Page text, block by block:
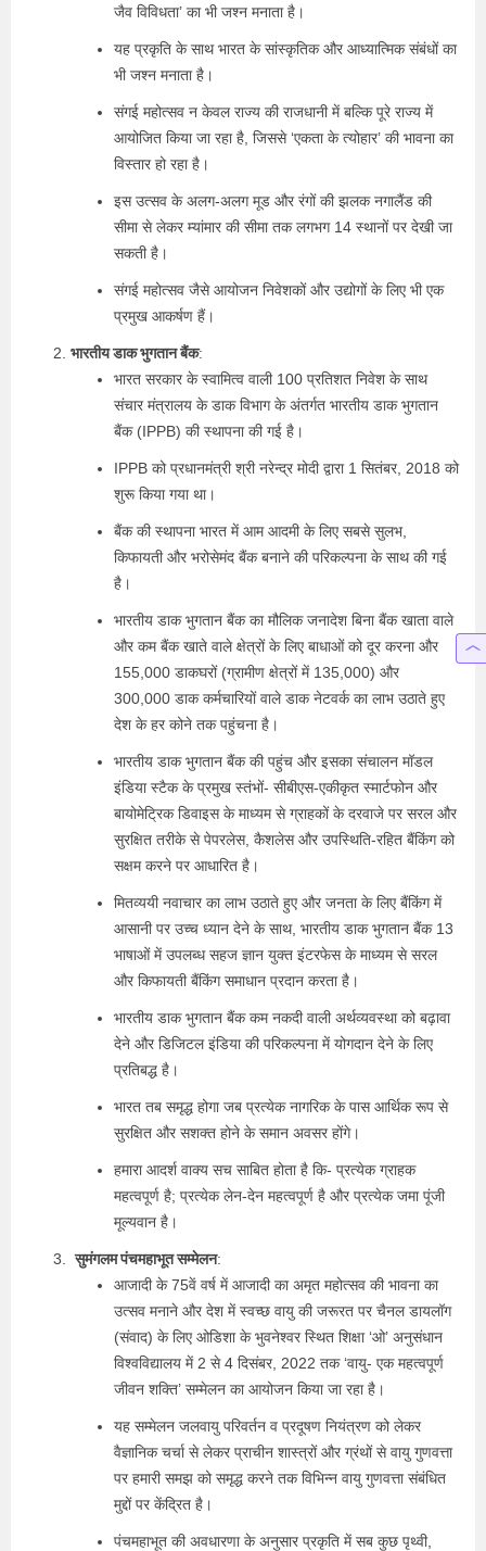
जैव विविधता’ का भी जश्‍न मनाता है।
यह प्रकृति के साथ भारत के सांस्कृतिक और आध्यात्मिक संबंधों का
भी जश्न मनाता है।
संगई महोत्सव न केवल राज्य की राजधानी में बल्कि पूरे राज्य में
आयोजित किया जा रहा है, जिससे ‘एकता के त्योहार’ की भावना का
विस्तार हो रहा है।
इस उत्सव के अलग-अलग मूड और रंगों की झलक नगालैंड की
सीमा से लेकर म्यांमार की सीमा तक लगभग 14 स्थानों पर देखी जा
सकती है।
संगई महोत्सव जैसे आयोजन निवेशकों और उद्योगों के लिए भी एक
प्रमुख आकर्षण हैं।
भारतीय डाक भुगतान बैंक:
भारत सरकार के स्वामित्व वाली 100 प्रतिशत निवेश के साथ
संचार मंत्रालय के डाक विभाग के अंतर्गत भारतीय डाक भुगतान
बैंक (IPPB) की स्थापना की गई है।
IPPB को प्रधानमंत्री श्री नरेन्‍द्र मोदी द्वारा 1 सितंबर, 2018 को
शुरू किया गया था।
बैंक की स्थापना भारत में आम आदमी के लिए सबसे सुलभ,
किफायती और भरोसेमंद बैंक बनाने की परिकल्पना के साथ की गई
है।
भारतीय डाक भुगतान बैंक का मौलिक जनादेश बिना बैंक खाता वाले
और कम बैंक खाते वाले क्षेत्रों के लिए बाधाओं को दूर करना और
155,000 डाकघरों (ग्रामीण क्षेत्रों में 135,000) और
300,000 डाक कर्मचारियों वाले डाक नेटवर्क का लाभ उठाते हुए
देश के हर कोने तक पहुंचना है।
भारतीय डाक भुगतान बैंक की पहुंच और इसका संचालन मॉडल
इंडिया स्टैक के प्रमुख स्तंभों- सीबीएस-एकीकृत स्मार्टफोन और
बायोमेट्रिक डिवाइस के माध्यम से ग्राहकों के दरवाजे पर सरल और
सुरक्षित तरीके से पेपरलेस, कैशलेस और उपस्थिति-रहित बैंकिंग को
सक्षम करने पर आधारित है।
मितव्ययी नवाचार का लाभ उठाते हुए और जनता के लिए बैंकिंग में
आसानी पर उच्च ध्यान देने के साथ, भारतीय डाक भुगतान बैंक 13
भाषाओं में उपलब्ध सहज ज्ञान युक्त इंटरफेस के माध्यम से सरल
और किफायती बैंकिंग समाधान प्रदान करता है।
भारतीय डाक भुगतान बैंक कम नकदी वाली अर्थव्यवस्था को बढ़ावा
देने और डिजिटल इंडिया की परिकल्पना में योगदान देने के लिए
प्रतिबद्ध है।
भारत तब समृद्ध होगा जब प्रत्येक नागरिक के पास आर्थिक रूप से
सुरक्षित और सशक्त होने के समान अवसर होंगे।
हमारा आदर्श वाक्य सच साबित होता है कि- प्रत्येक ग्राहक
महत्वपूर्ण है; प्रत्येक लेन-देन महत्वपूर्ण है और प्रत्येक जमा पूंजी
मूल्यवान है।
सुमंगलम पंचमहाभूत सम्मेलन:
आजादी के 75वें वर्ष में आजादी का अमृत महोत्सव की भावना का
उत्सव मनाने और देश में स्वच्छ वायु की जरूरत पर चैनल डायलॉग
(संवाद) के लिए ओडिशा के भुवनेश्वर स्थित शिक्षा ‘ओ’ अनुसंधान
विश्वविद्यालय में 2 से 4 दिसंबर, 2022 तक ‘वायु- एक महत्वपूर्ण
जीवन शक्ति’ सम्मेलन का आयोजन किया जा रहा है।
यह सम्मेलन जलवायु परिवर्तन व प्रदूषण नियंत्रण को लेकर
वैज्ञानिक चर्चा से लेकर प्राचीन शास्त्रों और ग्रंथों से वायु गुणवत्ता
पर हमारी समझ को समृद्ध करने तक विभिन्न वायु गुणवत्ता संबंधित
मुद्दों पर केंद्रित है।
पंचमहाभूत की अवधारणा के अनुसार प्रकृति में सब कुछ पृथ्वी,